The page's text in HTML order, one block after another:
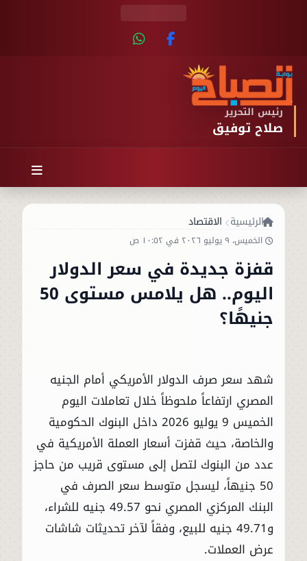
رئيس التحرير
صلاح توفيق
الرئيسية الاقتصاد
الخميس، ٩ يوليو ٢٠٢٦ في ١٠:٥٢ ص
قفزة جديدة في سعر الدولار
اليوم.. هل يلامس مستوى 50
جنيهًا؟
شهد سعر صرف الدولار الأمريكي أمام الجنيه
المصري ارتفاعاً ملحوظاً خلال تعاملات اليوم
الخميس 9 يوليو 2026 داخل البنوك الحكومية
والخاصة، حيث قفزت أسعار العملة الأمريكية في
عدد من البنوك لتصل إلى مستوى قريب من حاجز
50 جنيهاً، ليسجل متوسط سعر الصرف في
البنك المركزي المصري نحو 49.57 جنيه للشراء،
و49.71 جنيه للبيع، وفقاً لآخر تحديثات شاشات
عرض العملات.